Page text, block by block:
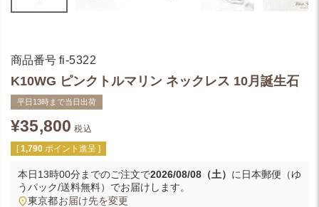
商品番号 fi-5322
K10WG ピンクトルマリン ネックレス 10月誕生石
平日13時まで当日出荷
¥35,800 税込
[ 1,790 ポイント進呈 ]
本日13時00分までのご注文で2026/08/08（土） に 日本郵便（ゆ
うパック/送料無料） でお届けします。
東京都お届け先を変更